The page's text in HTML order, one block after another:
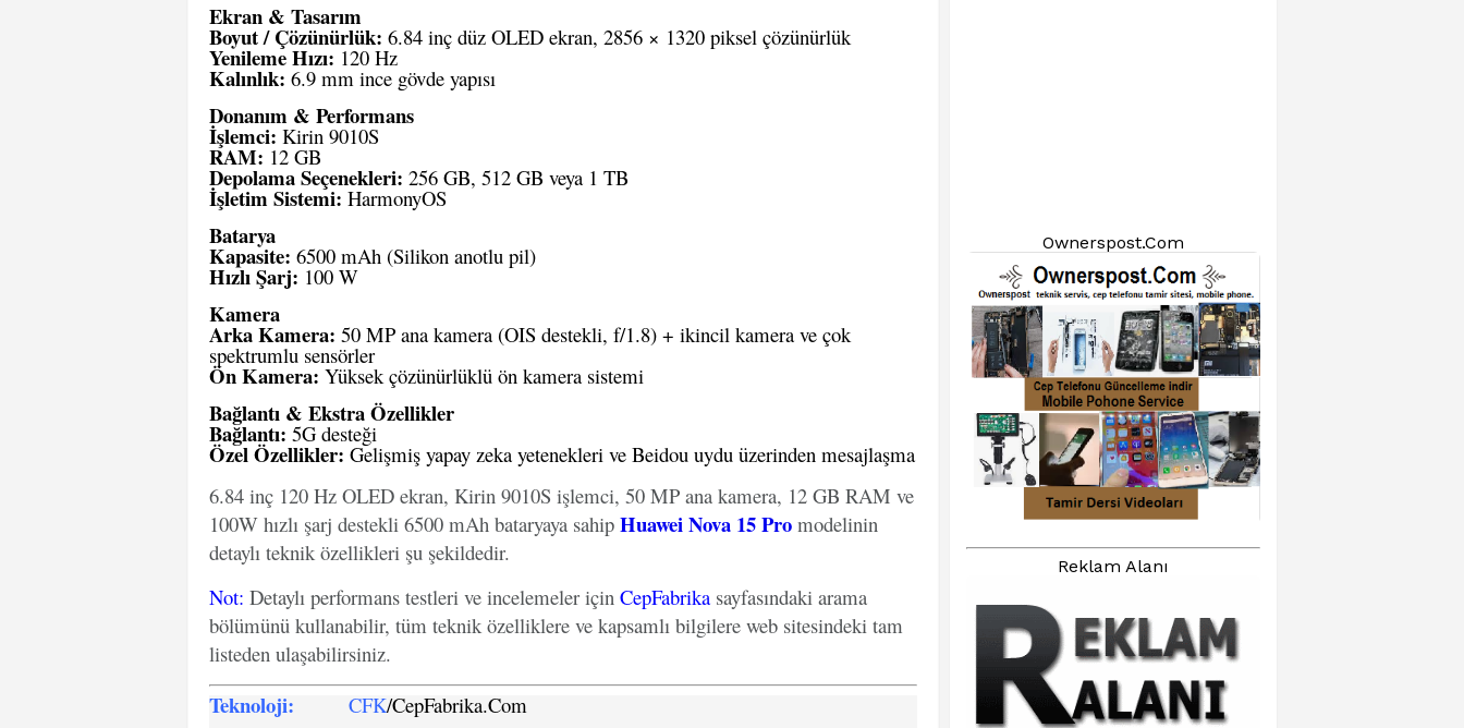
Ekran & Tasarım
Boyut / Çözünürlük: 6.84 inç düz OLED ekran, 2856 × 1320 piksel çözünürlük
Yenileme Hızı: 120 Hz
Kalınlık: 6.9 mm ince gövde yapısı
Donanım & Performans
İşlemci: Kirin 9010S
RAM: 12 GB
Depolama Seçenekleri: 256 GB, 512 GB veya 1 TB
İşletim Sistemi: HarmonyOS
Batarya
Kapasite: 6500 mAh (Silikon anotlu pil)
Hızlı Şarj: 100 W
Kamera
Arka Kamera: 50 MP ana kamera (OIS destekli, f/1.8) + ikincil kamera ve çok
spektrumlu sensörler
Ön Kamera: Yüksek çözünürlüklü ön kamera sistemi
Bağlantı & Ekstra Özellikler
Bağlantı: 5G desteği
Özel Özellikler: Gelişmiş yapay zeka yetenekleri ve Beidou uydu üzerinden mesajlaşma
6.84 inç 120 Hz OLED ekran, Kirin 9010S işlemci, 50 MP ana kamera, 12 GB RAM ve
100W hızlı şarj destekli 6500 mAh bataryaya sahip Huawei Nova 15 Pro modelinin
detaylı teknik özellikleri şu şekildedir.
Not: Detaylı performans testleri ve incelemeler için CepFabrika sayfasındaki arama
bölümünü kullanabilir, tüm teknik özelliklere ve kapsamlı bilgilere web sitesindeki tam
listeden ulaşabilirsiniz.
Teknoloji: CFK/CepFabrika.Com
Ownerspost.Com
Reklam Alanı